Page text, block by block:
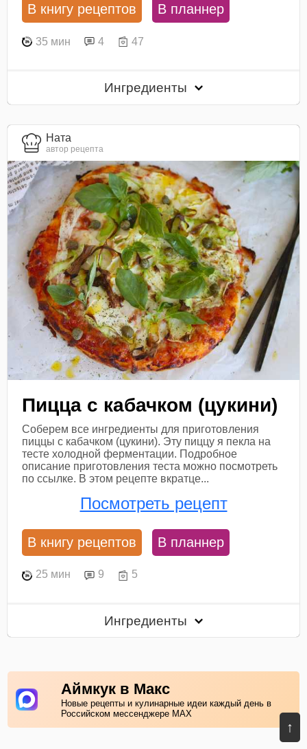
↑
В книгу рецептов В планнер
35 мин 4 47
Ингредиенты
Ната
автор рецепта
Пицца с кабачком (цукини)
Соберем все ингредиенты для приготовления
пиццы с кабачком (цукини). Эту пиццу я пекла на
тесте холодной ферментации. Подробное
описание приготовления теста можно посмотреть
по ссылке. В этом рецепте вкратце...
Посмотреть рецепт
В книгу рецептов В планнер
25 мин 9 5
Ингредиенты
Аймкук в Макс
Новые рецепты и кулинарные идеи каждый день в
Российском мессенджере MAX